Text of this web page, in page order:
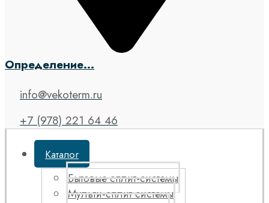
Определение...
info@vekoterm.ru
+7 (978) 221 64 46
Каталог
Бытовые сплит-системы
Мульти-сплит системы